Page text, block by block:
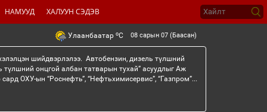
НАМУУД ХАЛУУН СЭДЭВ
Улаанбаатар oC 08 сарын 07 (Баасан)
шийдвэрлэлээ. Автобензин, дизель түлшний
онцгой албан татварын тухай” асуудлыг Аж
ОХУ-ын “Роснефть”, “Нефтьхимисервис”, “Газпром”...